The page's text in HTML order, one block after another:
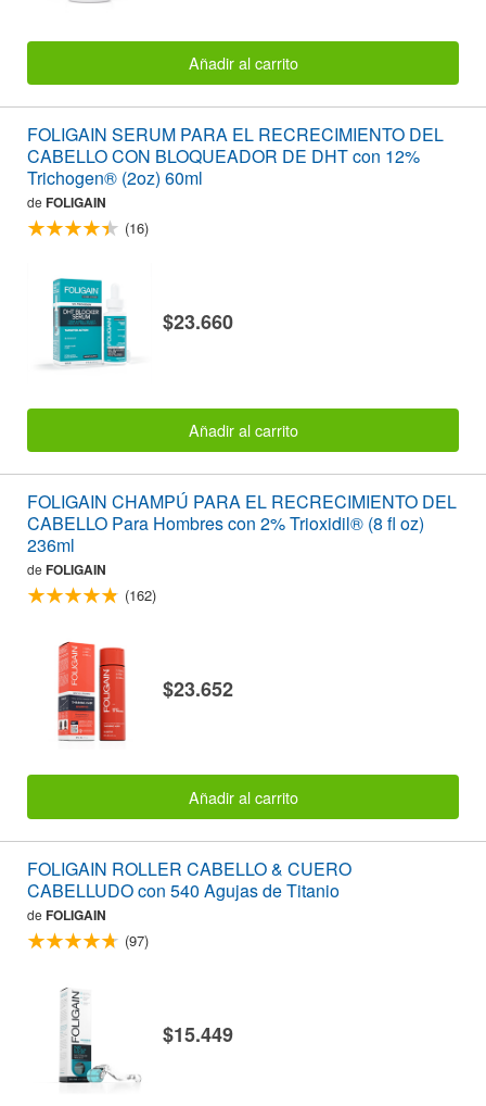
Añadir al carrito
FOLIGAIN SERUM PARA EL RECRECIMIENTO DEL
CABELLO CON BLOQUEADOR DE DHT con 12%
Trichogen® (2oz) 60ml
de FOLIGAIN
(16)
$23.660
Añadir al carrito
FOLIGAIN CHAMPÚ PARA EL RECRECIMIENTO DEL
CABELLO Para Hombres con 2% Trioxidil® (8 fl oz)
236ml
de FOLIGAIN
(162)
$23.652
Añadir al carrito
FOLIGAIN ROLLER CABELLO & CUERO
CABELLUDO con 540 Agujas de Titanio
de FOLIGAIN
(97)
$15.449